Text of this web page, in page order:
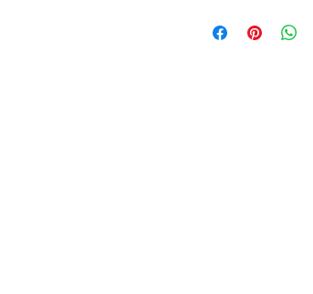
- ค่าขนส่งจะไม่สามารถคืน